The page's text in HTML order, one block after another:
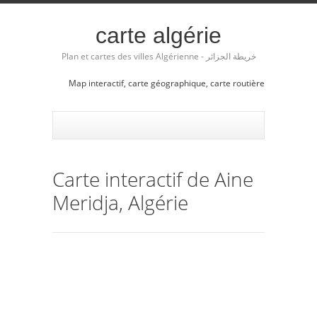
carte algérie
Plan et cartes des villes Algérienne - خريطة الجزائر
Map interactif, carte géographique, carte routière
Carte interactif de Aine
Meridja, Algérie